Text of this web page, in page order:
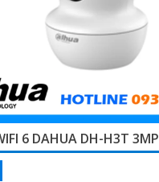
6 DAHUA DH-H3T 3MP